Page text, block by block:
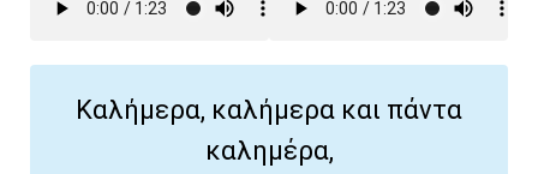
Καλήμερα, καλήμερα και πάντα
καλημέρα,